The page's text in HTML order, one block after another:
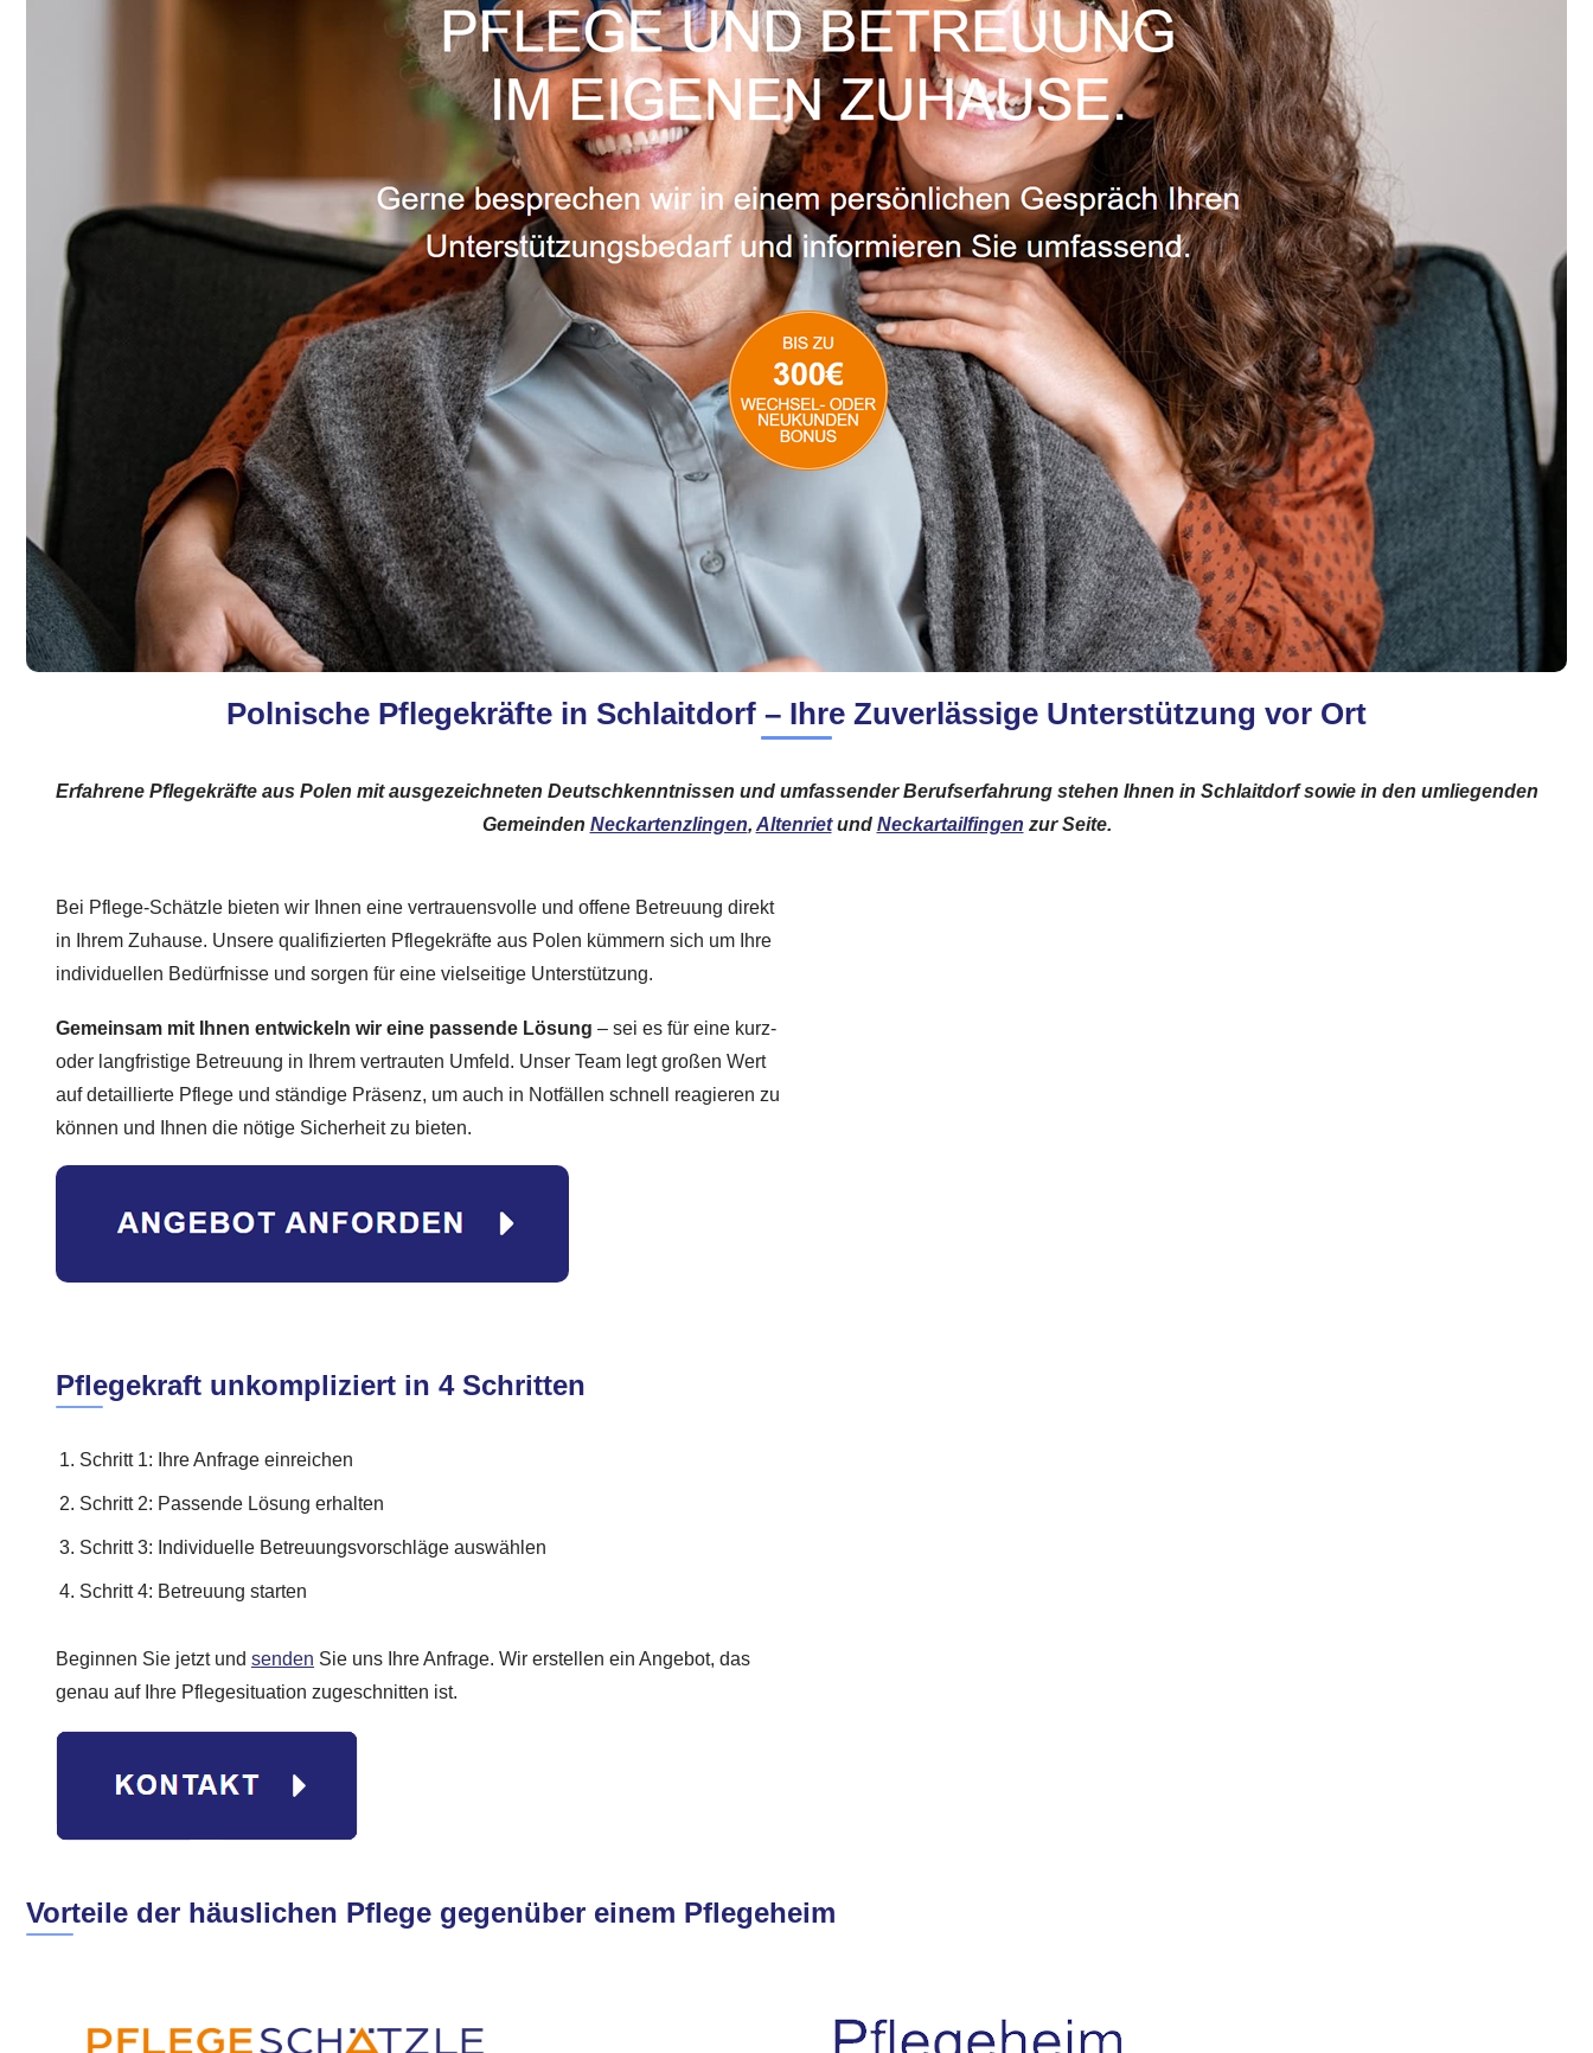
Polnische Pflegekräfte in Schlaitdorf – Ihre Zuverlässige Unterstützung vor Ort
Erfahrene Pflegekräfte aus Polen mit ausgezeichneten Deutschkenntnissen und umfassender Berufserfahrung stehen Ihnen in Schlaitdorf sowie in den umliegenden
Gemeinden Neckartenzlingen, Altenrietund Neckartailfingen zur Seite.
Bei Pflege-Schätzle bieten wir Ihnen eine vertrauensvolle und offene Betreuung direkt
in Ihrem Zuhause. Unsere qualifizierten Pflegekräfte aus Polen kümmern sich um Ihre
individuellen Bedürfnisse und sorgen für eine vielseitige Unterstützung.
Gemeinsam mit Ihnen entwickeln wir eine passende Lösung – sei es für eine kurz-
oder langfristige Betreuung in Ihrem vertrauten Umfeld. Unser Team legt großen Wert
auf detaillierte Pflege und ständige Präsenz, um auch in Notfällen schnell reagieren zu
können und Ihnen die nötige Sicherheit zu bieten.
Pflegekraft unkompliziert in 4 Schritten
Schritt 1: Ihre Anfrage einreichen
Schritt 2: Passende Lösung erhalten
Schritt 3: Individuelle Betreuungsvorschläge auswählen
Schritt 4: Betreuung starten
Beginnen Sie jetzt und senden Sie uns Ihre Anfrage. Wir erstellen ein Angebot, das
genau auf Ihre Pflegesituation zugeschnitten ist.
Vorteile der häuslichen Pflege gegenüber einem Pflegeheim